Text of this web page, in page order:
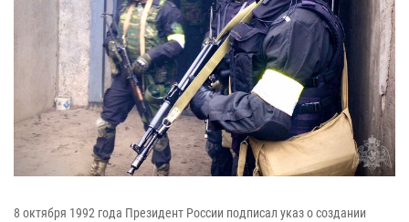
8 октября 1992 года Президент России подписал указ о создании